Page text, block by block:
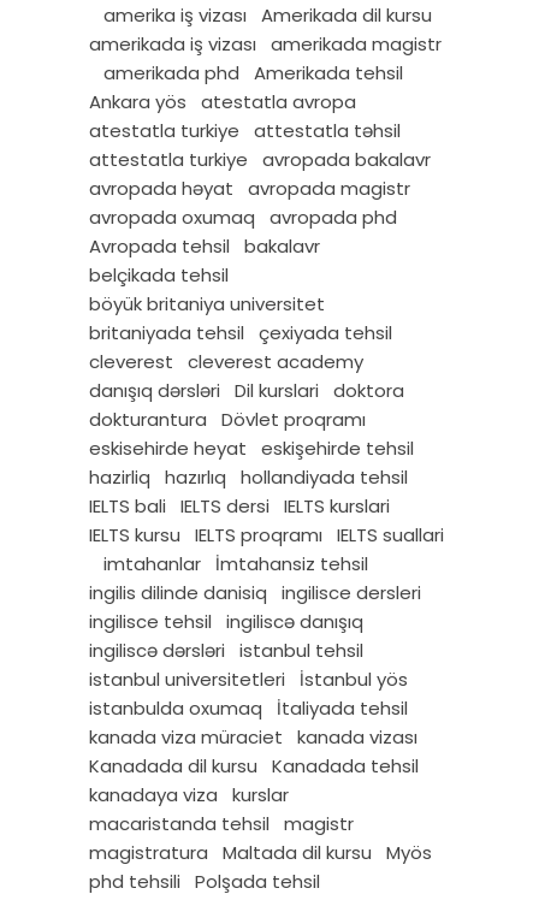
amerika iş vizası
Amerikada dil kursu
amerikada iş vizası
amerikada magistr
amerikada phd
Amerikada tehsil
Ankara yös
atestatla avropa
atestatla turkiye
attestatla təhsil
attestatla turkiye
avropada bakalavr
avropada həyat
avropada magistr
avropada oxumaq
avropada phd
Avropada tehsil
bakalavr
belçikada tehsil
böyük britaniya universitet
britaniyada tehsil
çexiyada tehsil
cleverest
cleverest academy
danışıq dərsləri
Dil kurslari
doktora
dokturantura
Dövlet proqramı
eskisehirde heyat
eskişehirde tehsil
hazirliq
hazırlıq
hollandiyada tehsil
IELTS bali
IELTS dersi
IELTS kurslari
IELTS kursu
IELTS proqramı
IELTS suallari
imtahanlar
İmtahansiz tehsil
ingilis dilinde danisiq
ingilisce dersleri
ingilisce tehsil
ingiliscə danışıq
ingiliscə dərsləri
istanbul tehsil
istanbul universitetleri
İstanbul yös
istanbulda oxumaq
İtaliyada tehsil
kanada viza müraciet
kanada vizası
Kanadada dil kursu
Kanadada tehsil
kanadaya viza
kurslar
macaristanda tehsil
magistr
magistratura
Maltada dil kursu
Myös
phd tehsili
Polşada tehsil